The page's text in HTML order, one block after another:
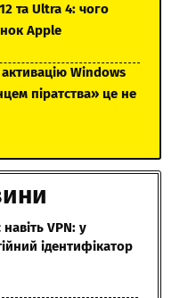
та Ultra 4: чого
Apple
Windows
піратства» це не
VPN: у
ідентифікатор